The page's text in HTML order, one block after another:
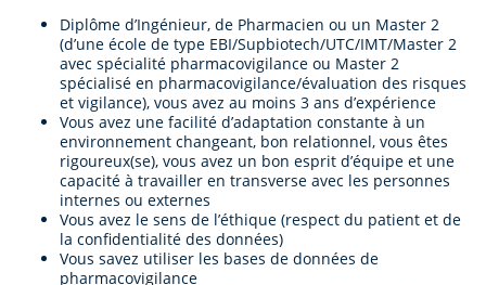
Diplôme d’Ingénieur, de Pharmacien ou un Master 2
(d’une école de type EBI/Supbiotech/UTC/IMT/Master 2
avec spécialité pharmacovigilance ou Master 2
spécialisé en pharmacovigilance/évaluation des risques
et vigilance), vous avez au moins 3 ans d’expérience
Vous avez une facilité d’adaptation constante à un
environnement changeant, bon relationnel, vous êtes
rigoureux(se), vous avez un bon esprit d’équipe et une
capacité à travailler en transverse avec les personnes
internes ou externes
Vous avez le sens de l’éthique (respect du patient et de
la confidentialité des données)
Vous savez utiliser les bases de données de
pharmacovigilance